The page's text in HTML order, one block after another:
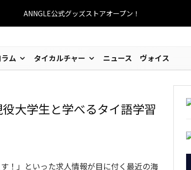
ANNGLE公式グッズストアオープン！
ラム タイカルチャー ニュース ヴォイス
大学生と学べるタイ語学習
！」といった求人情報が目に付く最近の海